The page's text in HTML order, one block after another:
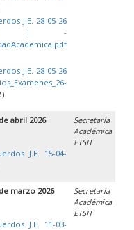
J.E. 28-05-26
I -
J.E. 28-05-26
abril 2026
J.E. 15-04-
Secretaría
Académica
ETSIT
marzo 2026
J.E. 11-03-
Secretaría
Académica
ETSIT